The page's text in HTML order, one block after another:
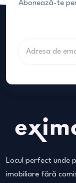
Abonează-te
Locul perfect unde
imobiliare fără